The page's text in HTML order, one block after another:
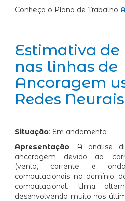
Conheça o Plano de Trabalho
Estimativa de
nas linhas de
Ancoragem
Redes Neurais
Situação: Em andamento
Apresentação: A análise
ancoragem devido ao
(vento, corrente e
computacionais no domínio
computacional. Uma
desenvolvendo muito nos